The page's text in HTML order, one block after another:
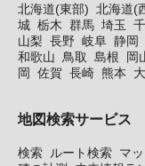
北海道(東部) 北海道(
城 栃木 群馬 埼玉
山梨 長野 岐阜 静岡
和歌山
鳥取 島根 岡
岡
佐賀 長崎 熊本
地図検索サービス
検索 ルート検索 マ